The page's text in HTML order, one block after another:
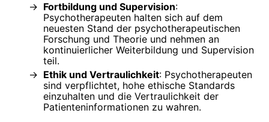
Fortbildung und Supervision:
Psychotherapeuten halten sich auf dem
neuesten Stand der psychotherapeutischen
Forschung und Theorie und nehmen an
kontinuierlicher Weiterbildung und Supervision
teil.
Ethik und Vertraulichkeit: Psychotherapeuten
sind verpflichtet, hohe ethische Standards
einzuhalten und die Vertraulichkeit der
Patienteninformationen zu wahren.